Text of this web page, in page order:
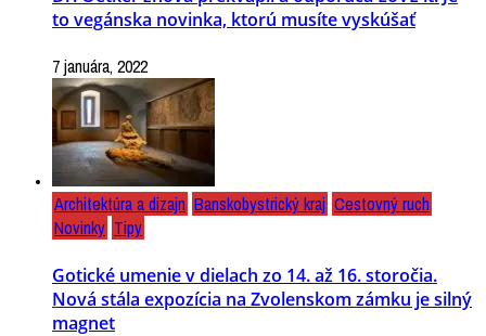
to vegánska novinka, ktorú musíte vyskúšať
7 januára, 2022
Architektúra a dizajn Banskobystrický kraj Cestovný ruch
Novinky Tipy
Gotické umenie v dielach zo 14. až 16. storočia.
Nová stála expozícia na Zvolenskom zámku je silný
magnet